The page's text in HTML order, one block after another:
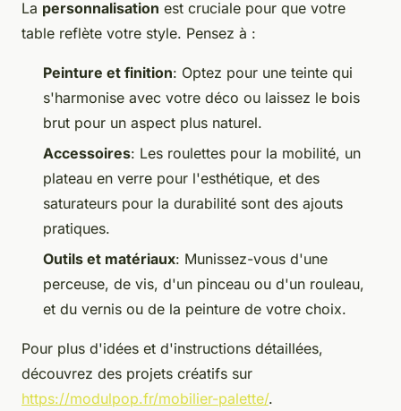
La personnalisation est cruciale pour que votre
table reflète votre style. Pensez à :
Peinture et finition: Optez pour une teinte qui
s'harmonise avec votre déco ou laissez le bois
brut pour un aspect plus naturel.
Accessoires: Les roulettes pour la mobilité, un
plateau en verre pour l'esthétique, et des
saturateurs pour la durabilité sont des ajouts
pratiques.
Outils et matériaux: Munissez-vous d'une
perceuse, de vis, d'un pinceau ou d'un rouleau,
et du vernis ou de la peinture de votre choix.
Pour plus d'idées et d'instructions détaillées,
découvrez des projets créatifs sur
https://modulpop.fr/mobilier-palette/.